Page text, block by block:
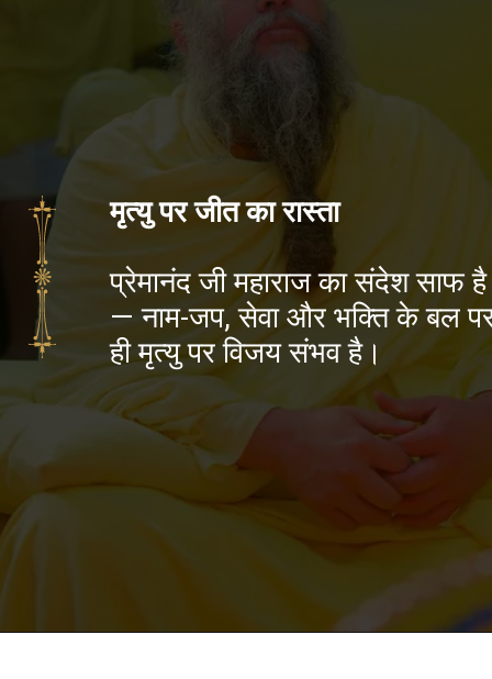
मृत्यु पर जीत का रास्ता
प्रेमानंद जी महाराज का संदेश साफ है
— नाम-जप, सेवा और भक्ति के बल
ही मृत्यु पर विजय संभव है।